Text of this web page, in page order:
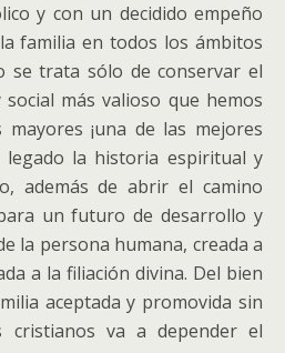
y con un decidido empeño
familia en todos los ámbitos
se trata sólo de conservar el
más valioso que hemos
¡una de las mejores
legado la historia espiritual y
además de abrir el camino
un futuro de desarrollo y
la persona humana, creada a
a la filiación divina. Del bien
aceptada y promovida sin
va a depender el